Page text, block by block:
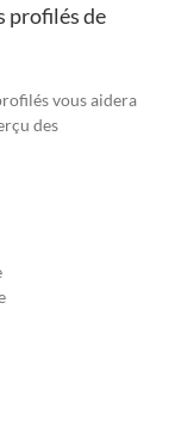
profilés de
vous aidera
des